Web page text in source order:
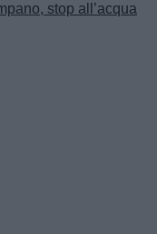
stop all’acqua